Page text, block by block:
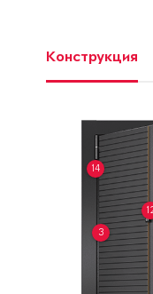
Конструкция
3
14